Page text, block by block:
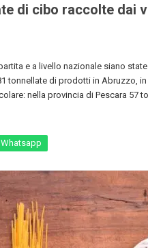
di cibo raccolte dai
e a livello nazionale siano
tonnellate di prodotti in Abruzzo, in
nella provincia di Pescara 57
Whatsapp